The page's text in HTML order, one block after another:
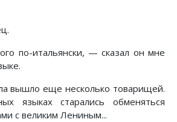
по-итальянски, — сказал он мне
вышло еще несколько товарищей.
языках старались обменяться
с великим Лениным...